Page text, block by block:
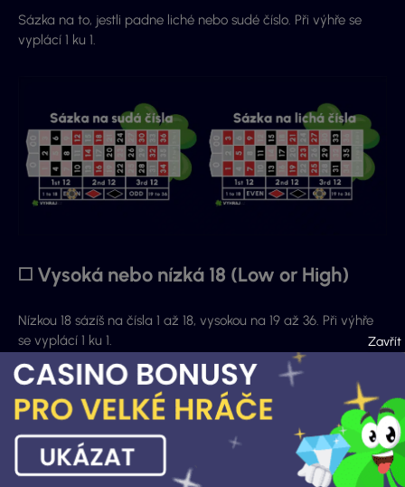
Sázka na to, jestli padne liché nebo sudé číslo. Při výhře se
vyplácí 1 ku 1.
◻️ Vysoká nebo nízká 18 (Low or High)
Nízkou 18 sázíš na čísla 1 až 18, vysokou na 19 až 36. Při výhře
se vyplácí 1 ku 1.